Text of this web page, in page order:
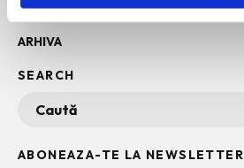
ARHIVA
SEARCH
ABONEAZA-TE LA NEWSLETTER